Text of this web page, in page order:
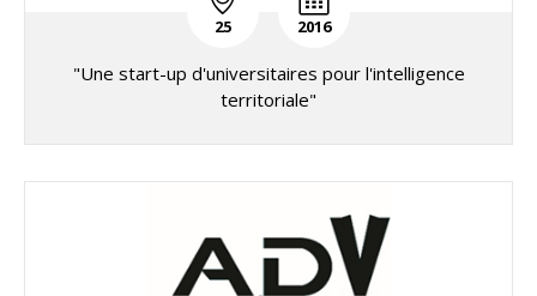
25 2016
"Une start-up d'universitaires pour l'intelligence
territoriale"